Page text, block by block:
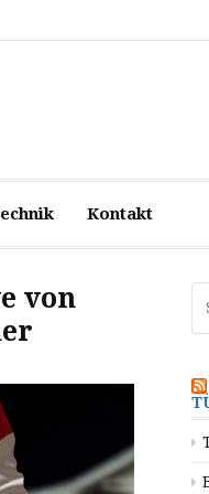
Kontakt
von